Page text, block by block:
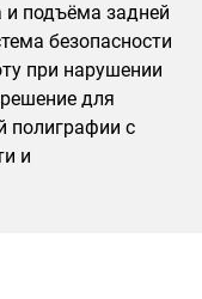
подъёма задней
безопасности
при нарушении
для
полиграфии с
и